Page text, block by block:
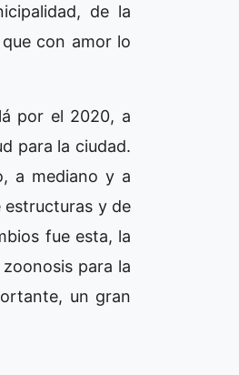
de la
con amor lo
por el 2020, a
para la ciudad.
a mediano y a
estructuras y de
fue esta, la
para la
un gran